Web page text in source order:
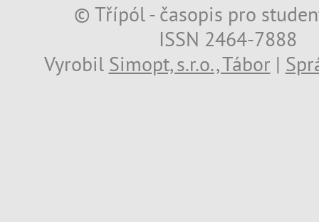
© Třípól - časopis pro
ISSN 2464-7888
Vyrobil Simopt, s.r.o., Tábor |